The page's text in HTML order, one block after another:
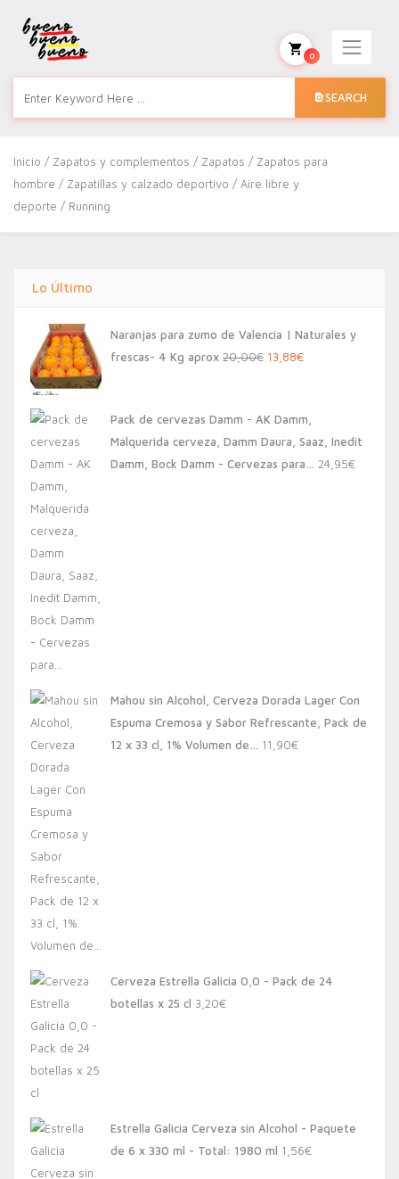
SEARCH
0
Inicio / Zapatos y complementos / Zapatos / Zapatos para
hombre / Zapatillas y calzado deportivo /Aire libre y
deporte / Running
Lo Último
Naranjas para zumo de Valencia | Naturales y
frescas- 4 Kg aprox 20,00€ El
era:
20,00€.
13,88€El
es:
13,88€.
Pack de cervezas Damm - AK Damm,
Malquerida cerveza, Damm Daura, Saaz, Inedit
Damm, Bock Damm - Cervezas para… 24,95€
Mahou sin Alcohol, Cerveza Dorada Lager Con
Espuma Cremosa y Sabor Refrescante, Pack de
12 x 33 cl, 1% Volumen de… 11,90€
Cerveza Estrella Galicia 0,0 - Pack de 24
botellas x 25 cl 3,20€
Estrella Galicia Cerveza sin Alcohol - Paquete
de 6 x 330 ml - Total: 1980 ml 1,56€